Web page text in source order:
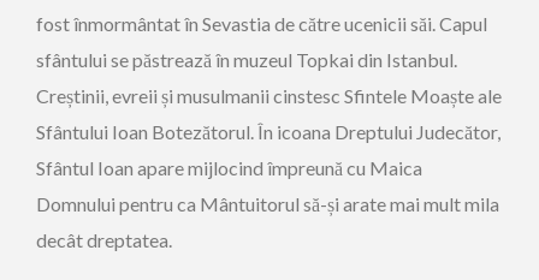
fost înmormântat în Sevastia de către ucenicii săi. Capul
sfântului se păstrează în muzeul Topkai din Istanbul.
Creștinii, evreii și musulmanii cinstesc Sfintele Moaște ale
Sfântului Ioan Botezătorul. În icoana Dreptului Judecător,
Sfântul Ioan apare mijlocind împreună cu Maica
Domnului pentru ca Mântuitorul să-și arate mai mult mila
decât dreptatea.